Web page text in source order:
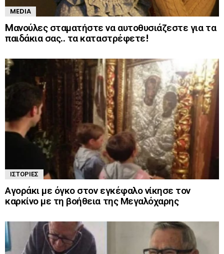
MEDIA
Mανούλες σταματήστε να αυτοθυσιάζεστε για τα
παιδάκια σας.. τα καταστρέφετε!
ΙΣΤΟΡΊΕΣ
Αγοράκι με όγκο στον εγκέφαλο νίκησε τον
καρκίνο με τη βοήθεια της Μεγαλόχαρης